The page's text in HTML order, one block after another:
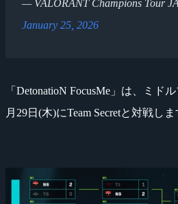
— VALORANT Champions Tour
January 25, 2026
「DetonatioN FocusMe」は、ミド
月29日(木)にTeam Secretと対戦しま